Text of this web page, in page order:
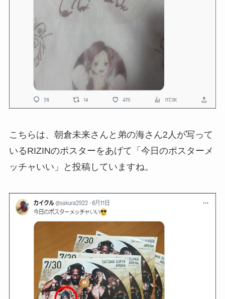
こちらは、朝倉未来さんと弟の海さん2人が写って
いるRIZINのポスターをあげて「今日のポスターメ
ッチャいい」と投稿していますね。